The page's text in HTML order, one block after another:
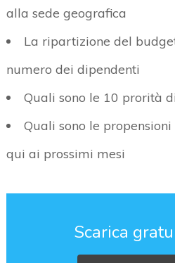
alla sede geografica
La ripartizione del
numero dei dipendenti
Quali sono le 10 prorità
Quali sono le
qui ai prossimi mesi
Scarica